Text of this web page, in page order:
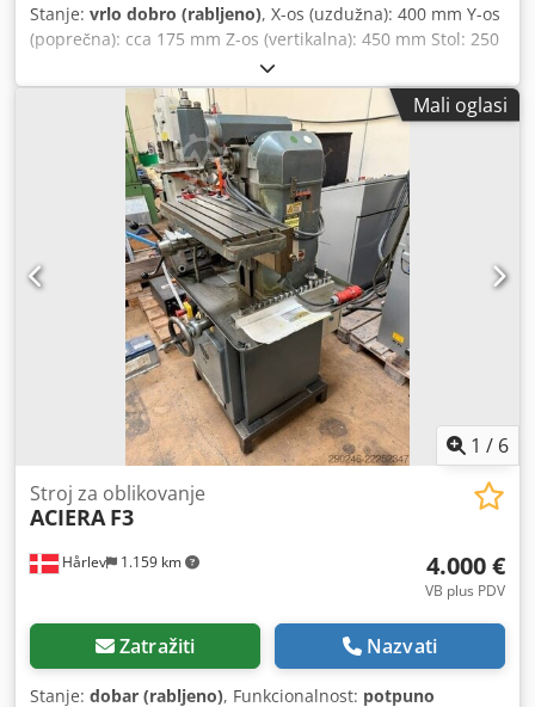
Stanje: vrlo dobro (rabljeno), X-os (uzdužna): 400 mm Y-os
(poprečna): cca 175 mm Z-os (vertikalna): 450 mm Stol: 250
x 800 mm Dedpey Itr Nsfx Ahiewa Prihvat vretena: ISO 30
Bušilna pinola Digitalni prikaz: Heidenhain 3 osi VRZ
Pribor: Razni prihvati Brzine vrtnje: 50 do 3400 o/min
Težina: cca 900 kg
Mali oglasi
1 / 6
Hårlev 1.159 km
Stroj za oblikovanje
ACIERA F3
4.000 €
VB plus PDV
Zatražiti Nazvati
Stanje: dobar (rabljeno), Funkcionalnost: potpuno